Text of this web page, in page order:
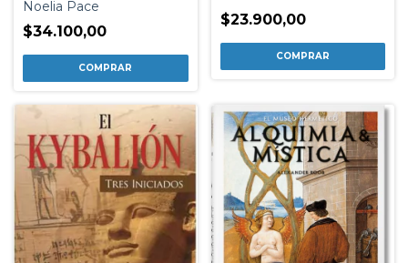
Noelia Pace
$34.100,00
$23.900,00